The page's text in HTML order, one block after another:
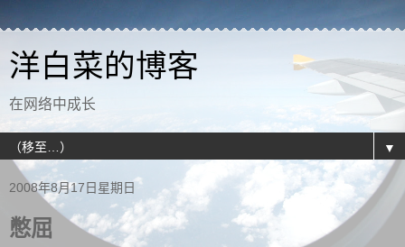
洋白菜的博客
在网络中成长
▼
2008年8月17日星期日
憋屈